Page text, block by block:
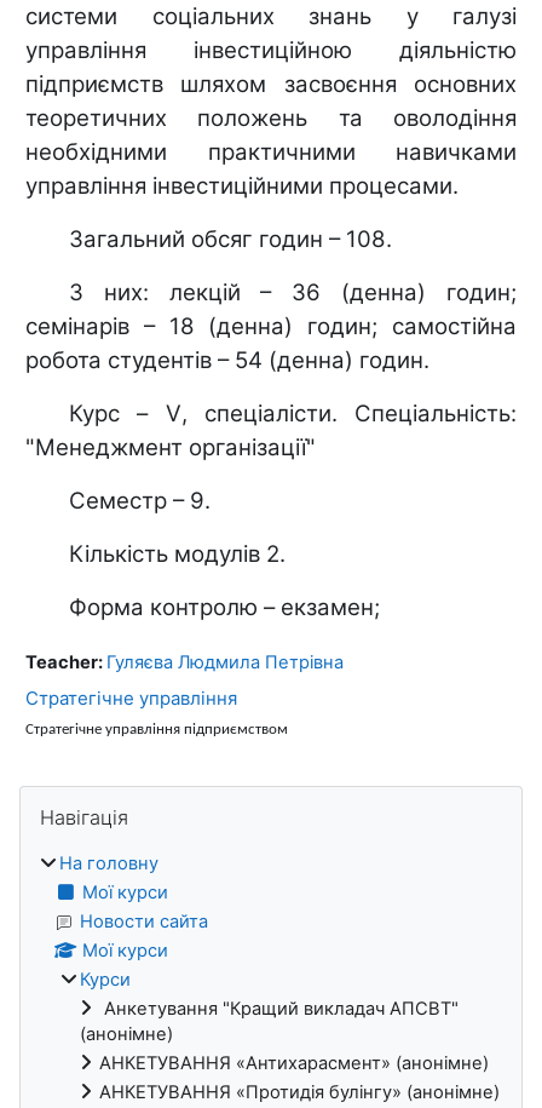
системи соціальних знань у галузі
управління інвестиційною діяльністю
підприємств шляхом засвоєння основних
теоретичних положень та оволодіння
необхідними практичними навичками
управління інвестиційними процесами.
Загальний обсяг годин – 108.
З них: лекцій – 36 (денна) годин;
семінарів – 18 (денна) годин; самостійна
робота студентів – 54 (денна) годин.
Курс – V, спеціалісти. Спеціальність:
"Менеджмент організації"
Семестр – 9.
Кількість модулів 2.
Форма контролю – екзамен;
Teacher: Гуляєва Людмила Петрівна
Стратегічне управління
Стратегічне управління підприємством
Блоки
Навігація
На головну
Мої курси
Новости сайта
Мої курси
Курси
Анкетування "Кращий викладач АПСВТ"
(анонімне)
АНКЕТУВАННЯ «Антихарасмент» (анонімне)
АНКЕТУВАННЯ «Протидія булінгу» (анонімне)